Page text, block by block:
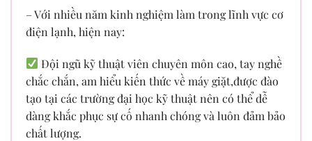
– Với nhiều năm kinh nghiệm làm trong lĩnh vực cơ
điện lạnh, hiện nay:
Đội ngũ kỹ thuật viên chuyên môn cao, tay nghề
chắc chắn, am hiểu kiến thức về máy giặt,được đào
tạo tại các trường đại học kỹ thuật nên có thể dễ
dàng khắc phục sự cố nhanh chóng và luôn đảm bảo
chất lượng.